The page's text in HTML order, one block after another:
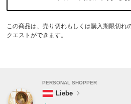
この商品は、売り切れもしくは購入期限切れ
クエストができます。
PERSONAL SHOPPER
Liebe